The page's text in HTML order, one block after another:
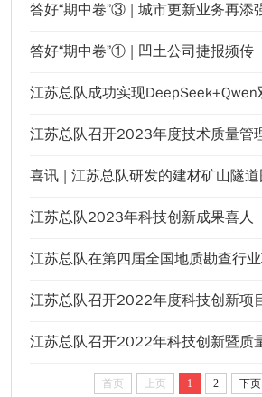
答好“期中卷”① | 凹土公司捷报频传
江苏总队2023年科技创新成果喜人
首页 上页 1 2 下页